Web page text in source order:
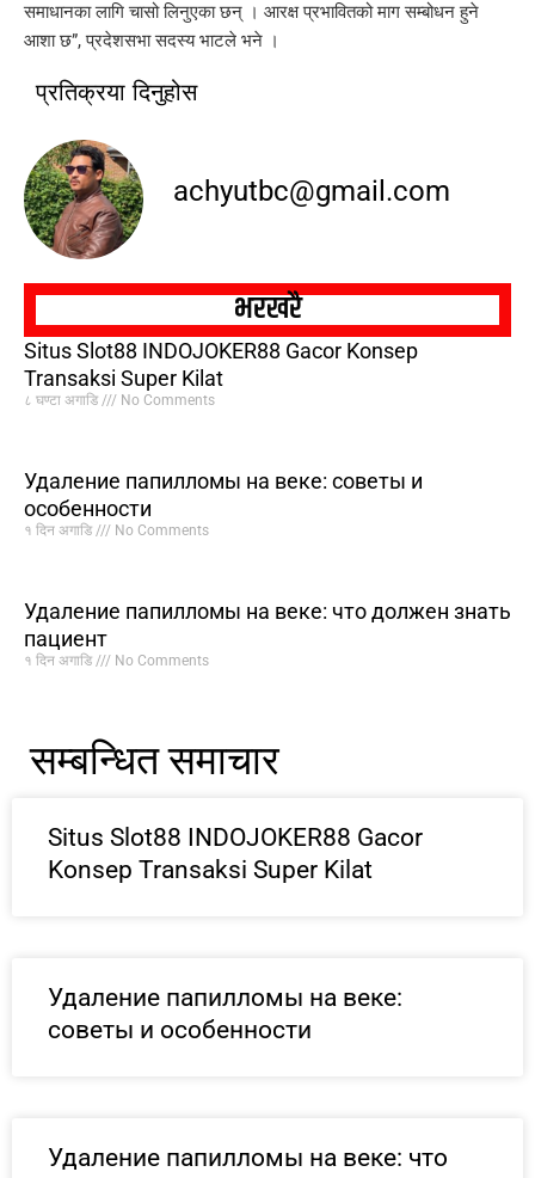
समाधानका लागि चासो लिनुएका छन् । आरक्ष प्रभावितको माग सम्बोधन हुने
आशा छ”, प्रदेशसभा सदस्य भाटले भने ।
प्रतिक्रया दिनुहोस
achyutbc@gmail.com
भरखरै
Situs Slot88 INDOJOKER88 Gacor Konsep
Transaksi Super Kilat
८ घण्टा अगाडि No Comments
Удаление папилломы на веке: советы и
особенности
१ दिन अगाडि No Comments
Удаление папилломы на веке: что должен знать
пациент
१ दिन अगाडि No Comments
सम्बन्धित समाचार
Situs Slot88 INDOJOKER88 Gacor
Konsep Transaksi Super Kilat
Удаление папилломы на веке:
советы и особенности
Удаление папилломы на веке: что